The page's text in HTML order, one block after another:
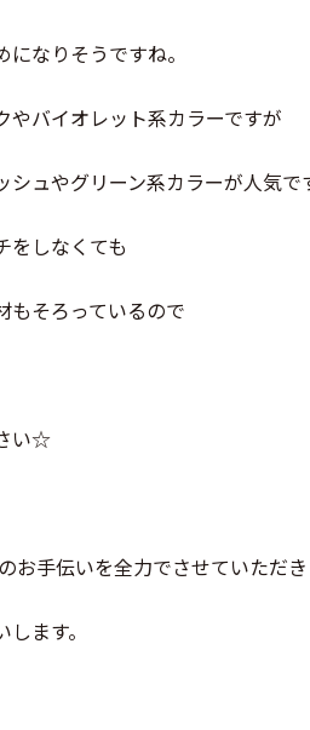
なりそうですね。
やバイオレット系カラーですが
シュやグリーン系カラーが人気で
をしなくても
もそろっているので
い☆
お手伝いを全力でさせていただ
ます。